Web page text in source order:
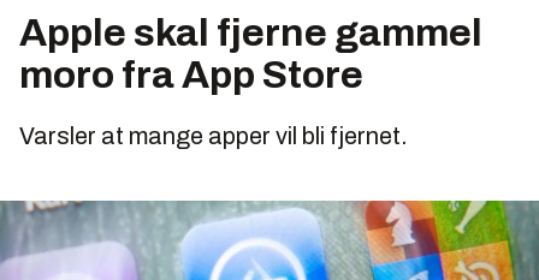
Apple skal fjerne gammel
moro fra App Store
Varsler at mange apper vil bli fjernet.